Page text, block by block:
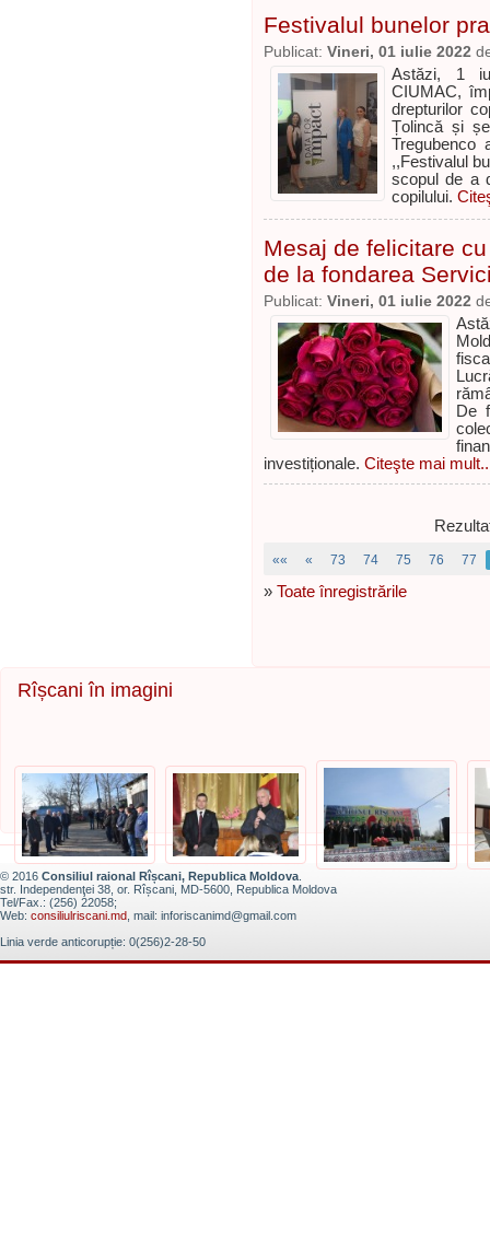
Festivalul bunelor
Publicat: Vineri, 01 iulie 2022
Astăzi, 1
CIUMAC,
drepturilor
Țolincă și
Tregubenco
,,Festivalul
scopul de a
copilului.
Mesaj de felicitare
de la fondarea
Publicat: Vineri, 01 iulie 2022
De
investiționale. Citeşte mai
«« « 73 74 75 76 77
» Toate înregistrările
Rîșcani în imagini
© 2016 Consiliul raional Rîșcani, Republica Moldova
str. Independenţei 38, or. Rîșcani, MD-5600, Republica Moldova
Tel/Fax.: (256) 22058;
Web: consiliulriscani.md , mail: inforiscanimd@gmail.com
Linia verde anticorupție: 0(256)2-28-50